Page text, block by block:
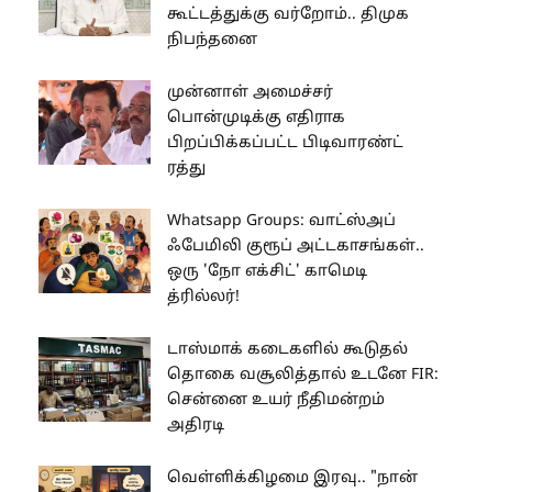
கூட்டத்துக்கு வர்றோம்.. திமுக
நிபந்தனை
முன்னாள் அமைச்சர்
பொன்முடிக்கு எதிராக
பிறப்பிக்கப்பட்ட பிடிவாரண்ட்
ரத்து
Whatsapp Groups: வாட்ஸ்அப்
ஃபேமிலி குரூப் அட்டகாசங்கள்..
ஒரு 'நோ எக்சிட்' காமெடி
த்ரில்லர்!
டாஸ்மாக் கடைகளில் கூடுதல்
தொகை வசூலித்தால் உடனே FIR:
சென்னை உயர் நீதிமன்றம்
அதிரடி
வெள்ளிக்கிழமை இரவு.. "நான்